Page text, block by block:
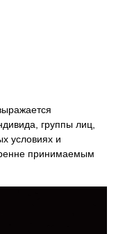
группы лиц,
условиях и
принимаемым